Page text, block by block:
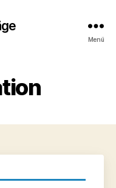
Menü